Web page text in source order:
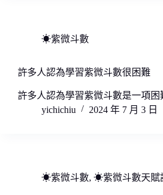
☀紫微斗數
許多人認為學習紫微斗數很困難
許多人認為學習紫微斗數是一項
yichichiu
2024 年 7 月 3 日
☀紫微斗數, ☀紫微斗數天賦